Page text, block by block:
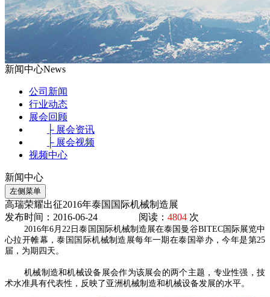
新闻中心News
公司新闻
行业动态
展会回顾
├ 展会资讯
├ 展会视频
视频中心
新闻中心
左侧菜单
高瑞荣耀出征2016年泰国国际机械制造展
发布时间：2016-06-24 阅读： 4804 次
2016年6月22日泰国国际机械制造展在泰国曼谷BITEC国际展览中
心拉开帷幕，泰国国际机械制造展每年一期在泰国举办，今年是第25
届，为期四天。
机械制造和机械设备展会作为该展会的两个主题，专业性强，技
术水准具有代表性，反映了亚洲机械制造和机械设备发展的水平。